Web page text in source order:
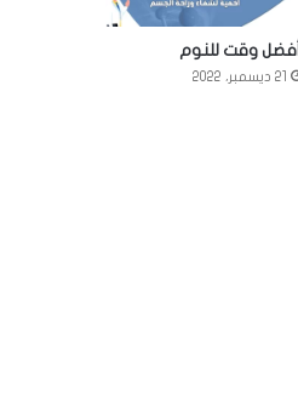
أفضل وقت للنوم
21 ديسمبر، 2022